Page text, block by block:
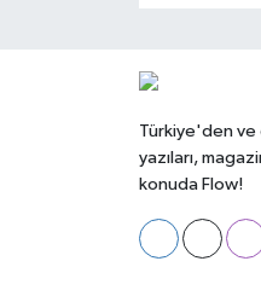
Türkiye'den ve
yazıları,
konuda Flow!